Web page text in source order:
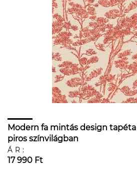
Modern fa mintás design
piros színvilágban
ÁR:
17 990 Ft